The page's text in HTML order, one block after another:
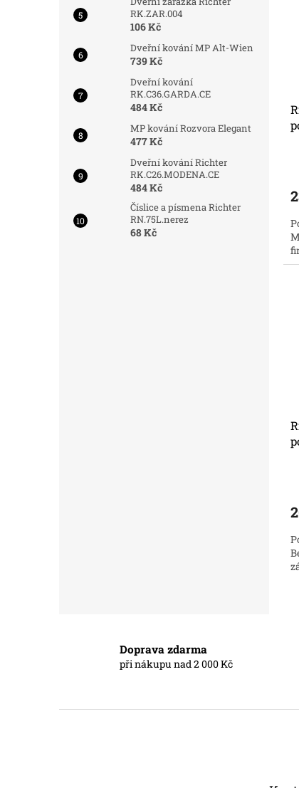
RK.ZAR.004
106 Kč
Dveřní kování MP Alt-Wien
739 Kč
Dveřní kování
RK.C36.GARDA.CE
484 Kč
MP kování Rozvora Elegant
477 Kč
Dveřní kování Richter
RK.C26.MODENA.CE
484 Kč
Číslice a písmena Richter
RN.75L.nerez
68 Kč
Doprava zdarma
při nákupu nad 2 000 Kč